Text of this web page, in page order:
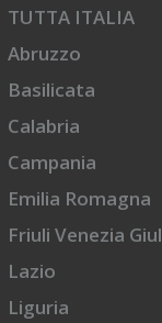
TUTTA ITALIA
Abruzzo
Basilicata
Calabria
Campania
Emilia Romagna
Friuli Venezia
Lazio
Liguria